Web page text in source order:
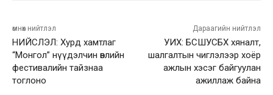
өмнөх нийтлэл
НИЙСЛЭЛ: Хурд хамтлаг
“Монгол” нүүдэлчин өвлийн
фестивалийн тайзнаа
тоглоно
Дараагийн нийтлэл
УИХ: БСШУСБХ хяналт,
шалгалтын чиглэлээр хоёр
ажлын хэсэг байгуулан
ажиллаж байна